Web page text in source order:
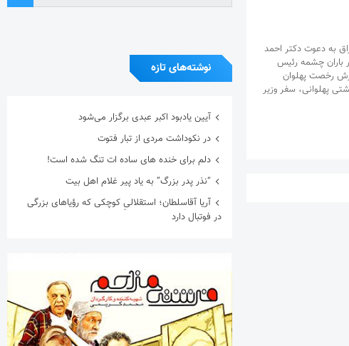
به دعوت دکتر احمد
باران چشمه رئیس
رخصت پهلوان
پهلوانی، سفر وزیر
نوشته‌های تازه
آیین یادبود اکبر عبدی برگزار می‌شود
در نکوداشت مردی از تبار فتوت
دلم برای خنده های ساده ات تنگ شده است!
“نذر پدر بزرگ” به یاد پیر غلام اهل بیت
آریا آقاسلطان؛ استقلالیِ کوچکی که رؤیاهای بزرگی
در فوتبال دارد